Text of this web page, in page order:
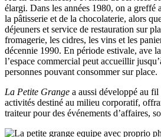
élargi. Dans les années 1980, on a greffé
la pâtisserie et de la chocolaterie, alors
déjeuners et service de restauration sur
fromagerie, les cidres, les vins et les
décennie 1990. En période estivale, ave
l’espace commercial peut accueillir
personnes pouvant consommer sur place.
La Petite Grange a aussi développé au fil
activités destiné au milieu corporatif,
traiteur pour des événements d’affaires,